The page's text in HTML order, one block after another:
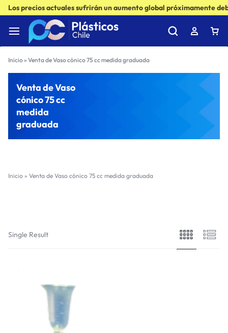
Los precios actuales sufrirán un aumento global próximamente
Inicio» Venta de Vaso cónico 75 cc medida graduada
Venta de Vaso
cónico 75 cc
medida
graduada
Inicio » Venta de Vaso cónico 75 cc medida graduada
Single Result